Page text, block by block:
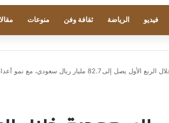
فيديو الرياضة ثقافة وفن منوعات